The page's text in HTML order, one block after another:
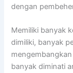
dengan
Memiliki banyak
dimiliki, banyak
banyak diminati